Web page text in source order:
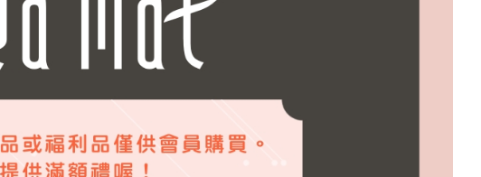
？ 當然.....有差啊！